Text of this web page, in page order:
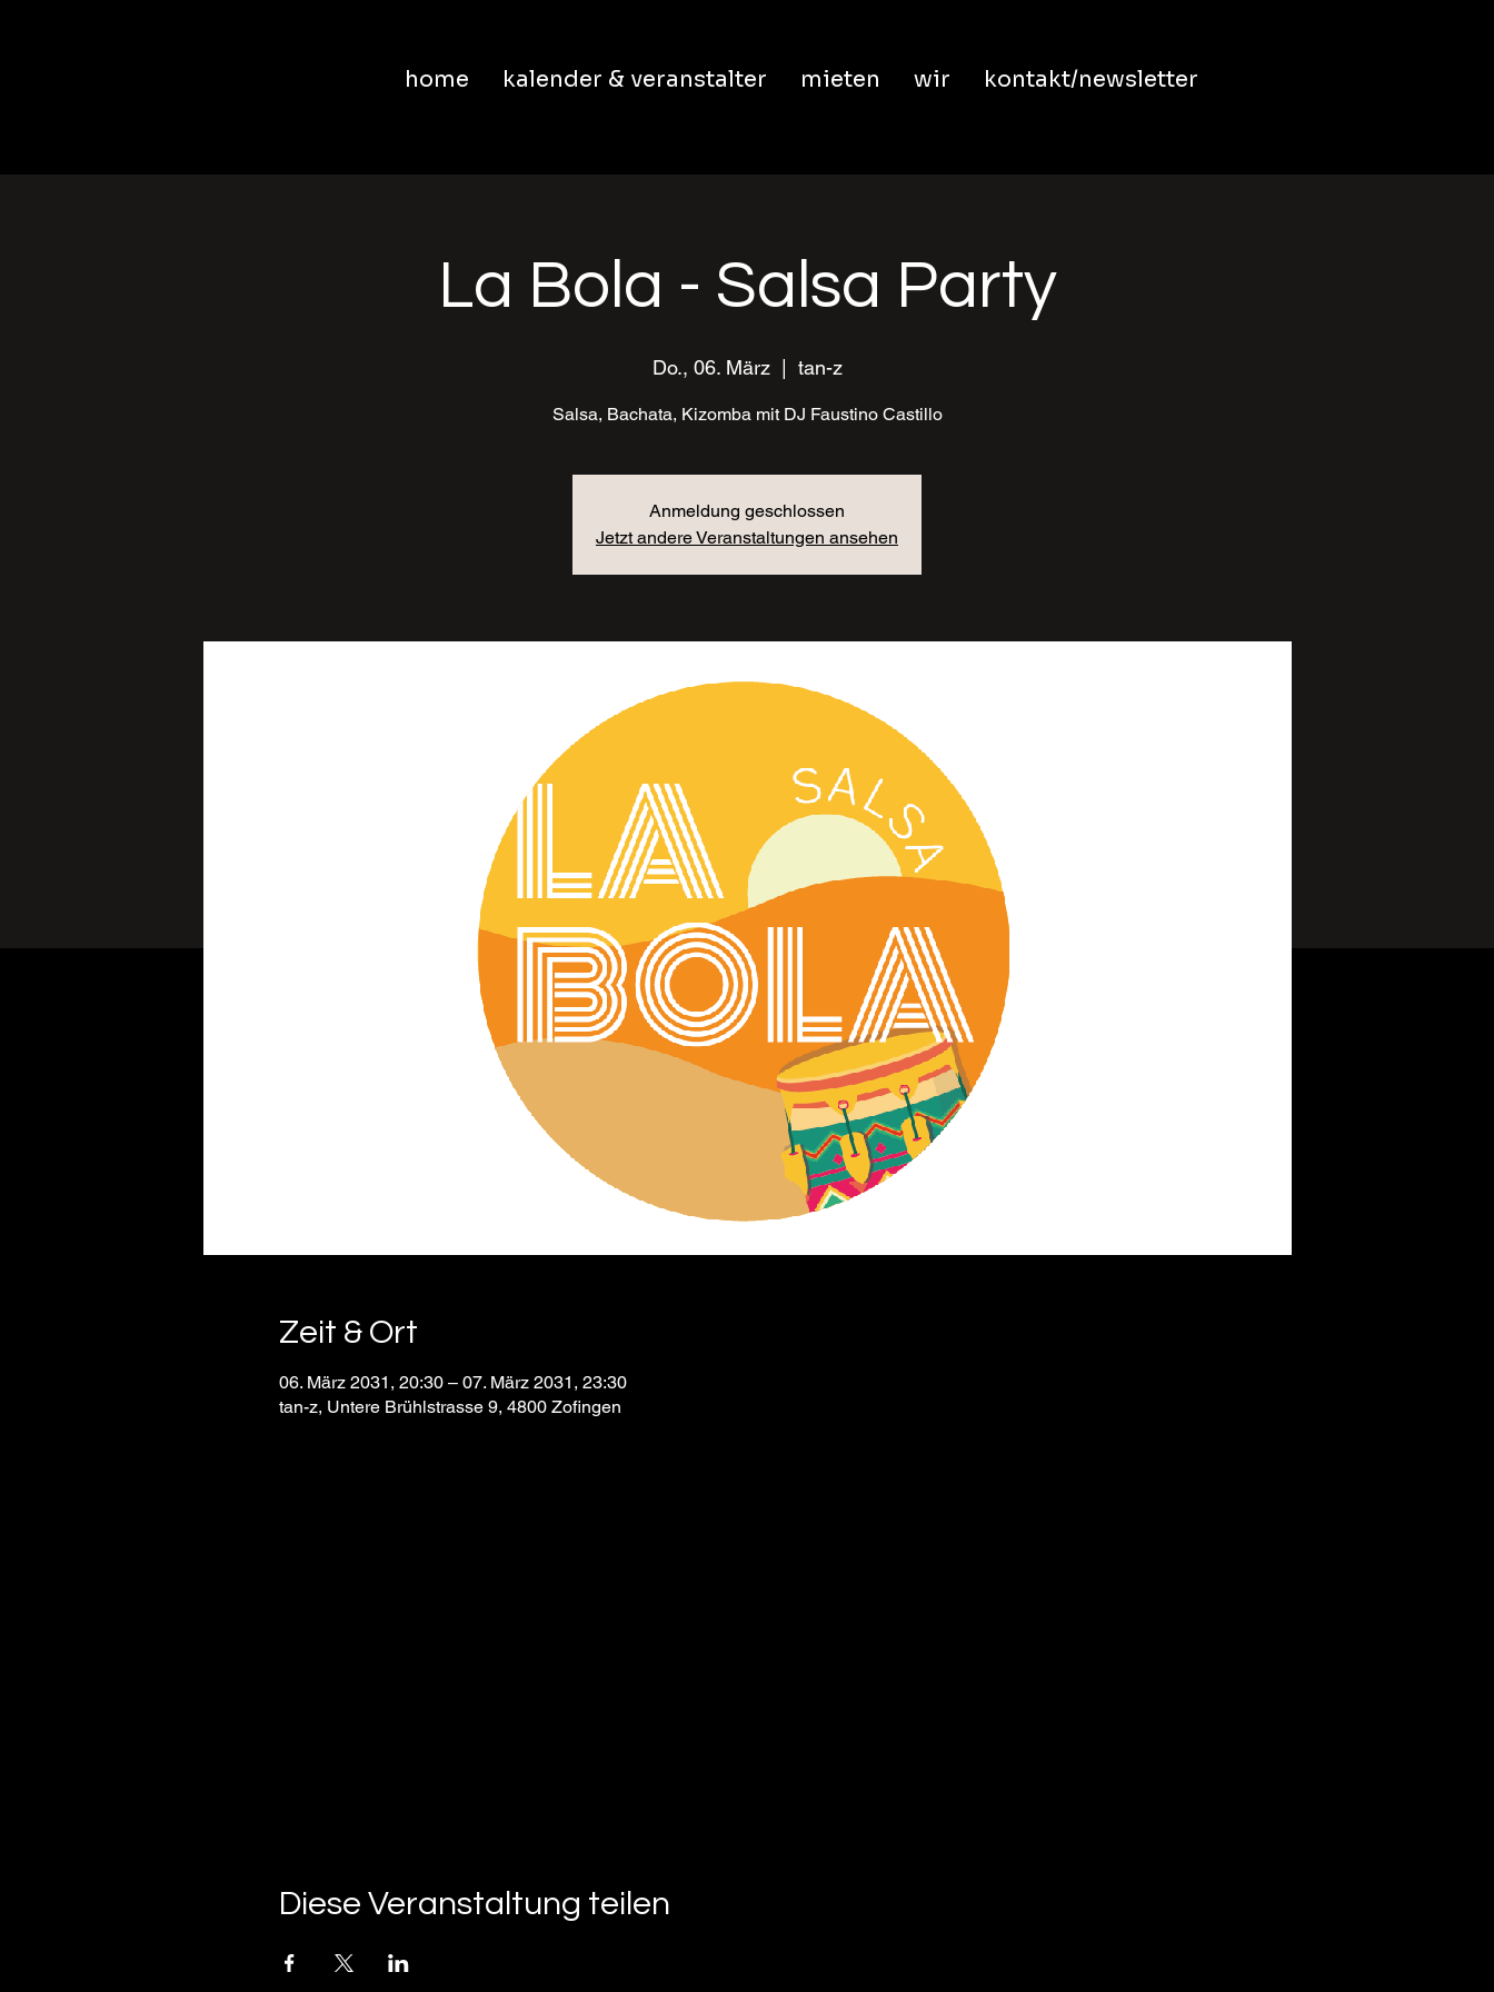
home kalender & veranstalter mieten wir kontakt/newsletter
La Bola - Salsa Party
Do., 06. März
  |
tan-z
Salsa, Bachata, Kizomba mit DJ Faustino Castillo
Anmeldung geschlossen
Jetzt andere Veranstaltungen ansehen
Zeit & Ort
06. März 2031, 20:30 – 07. März 2031, 23:30
tan-z, Untere Brühlstrasse 9, 4800 Zofingen
Diese Veranstaltung teilen